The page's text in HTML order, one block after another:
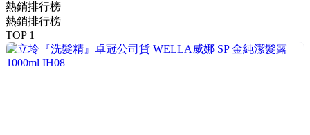
熱銷排行榜
熱銷排行榜
TOP 1